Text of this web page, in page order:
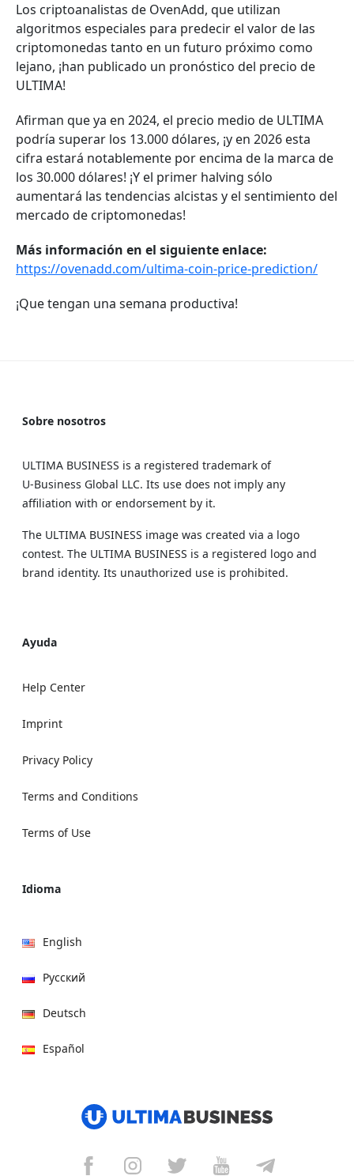
Los criptoanalistas de OvenAdd, que utilizan
algoritmos especiales para predecir el valor de las
criptomonedas tanto en un futuro próximo como
lejano, ¡han publicado un pronóstico del precio de
ULTIMA!
Afirman que ya en 2024, el precio medio de ULTIMA
podría superar los 13.000 dólares, ¡y en 2026 esta
cifra estará notablemente por encima de la marca de
los 30.000 dólares! ¡Y el primer halving sólo
aumentará las tendencias alcistas y el sentimiento del
mercado de criptomonedas!
Más información en el siguiente enlace:
https://ovenadd.com/ultima-coin-price-prediction/
¡Que tengan una semana productiva!
Sobre nosotros
ULTIMA BUSINESS is a registered trademark of
U‑Business Global LLC. Its use does not imply any
affiliation with or endorsement by it.
The ULTIMA BUSINESS image was created via a logo
contest. The ULTIMA BUSINESS is a registered logo and
brand identity. Its unauthorized use is prohibited.
Ayuda
Help Center
Imprint
Privacy Policy
Terms and Conditions
Terms of Use
Idioma
English
Русский
Deutsch
Español